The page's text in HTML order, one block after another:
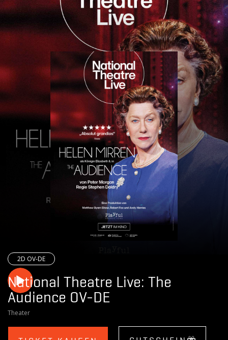
CINE DIKRICH
2D OV-DE
National Theatre Live: The
Audience OV-DE
Theater